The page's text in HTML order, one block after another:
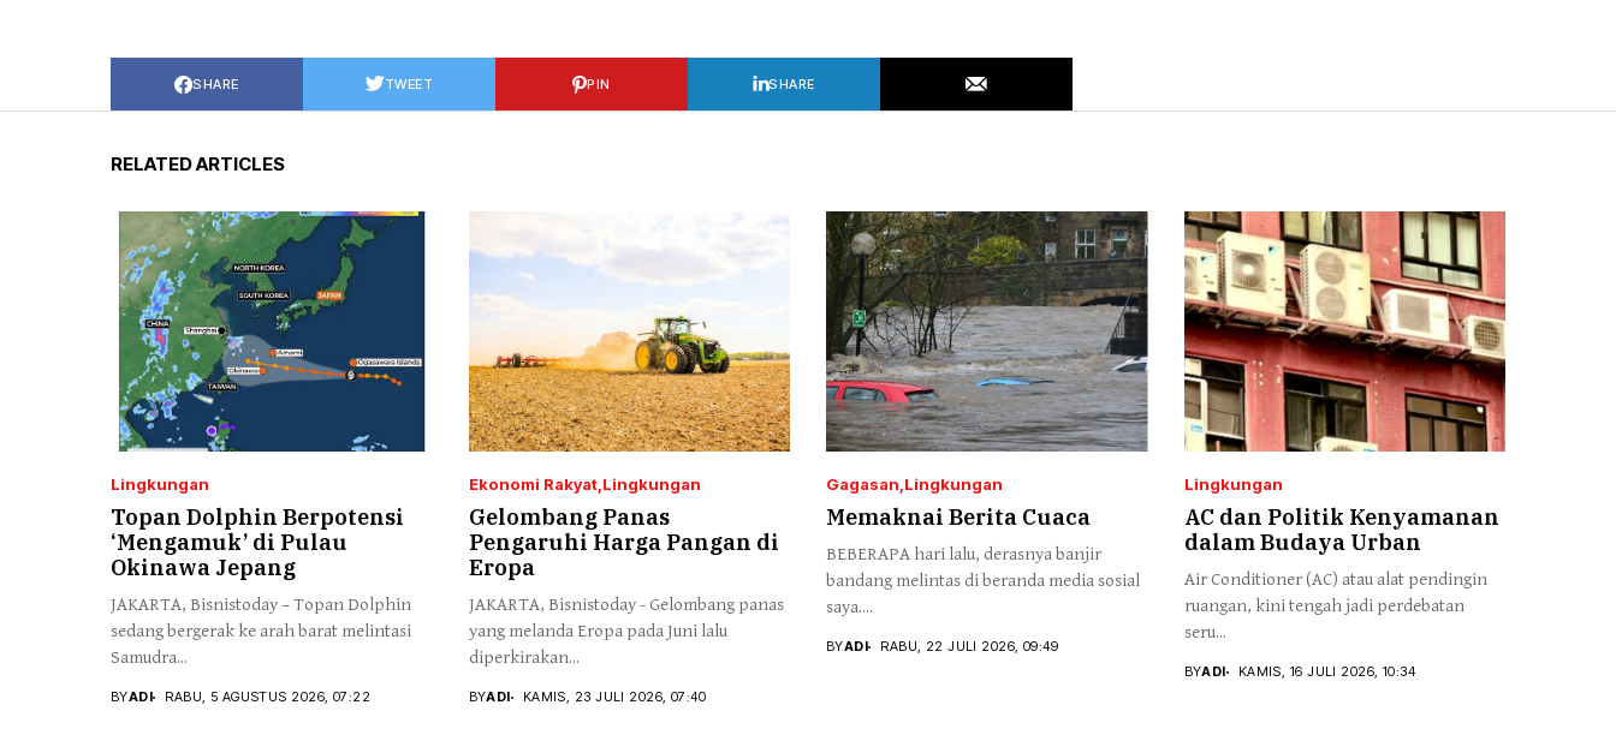
SHARE TWEET PIN SHARE
RELATED ARTICLES
Lingkungan
Topan Dolphin Berpotensi
‘Mengamuk’ di Pulau
Okinawa Jepang
JAKARTA, Bisnistoday – Topan Dolphin
sedang bergerak ke arah barat melintasi
Samudra...
BYADI RABU, 5 AGUSTUS 2026, 07:22
Ekonomi Rakyat Lingkungan
Gelombang Panas
Pengaruhi Harga Pangan di
Eropa
JAKARTA, Bisnistoday - Gelombang panas
yang melanda Eropa pada Juni lalu
diperkirakan...
BYADI KAMIS, 23 JULI 2026, 07:40
Gagasan Lingkungan
Memaknai Berita Cuaca
BEBERAPA hari lalu, derasnya banjir
bandang melintas di beranda media sosial
saya....
BYADI RABU, 22 JULI 2026, 09:49
Lingkungan
AC dan Politik Kenyamanan
dalam Budaya Urban
Air Conditioner (AC) atau alat pendingin
ruangan, kini tengah jadi perdebatan
seru...
BYADI KAMIS, 16 JULI 2026, 10:34